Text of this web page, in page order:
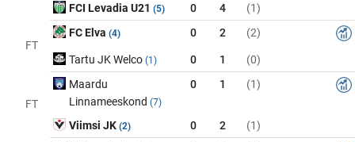
FCI Levadia U21 (5) 0 4 (1)
FT
FC Elva (4) 0 2 (2)
Tartu JK Welco (1) 0 1 (0)
FT
Maardu
Linnameeskond (7)
0 1 (1)
Viimsi JK (2) 0 2 (1)